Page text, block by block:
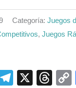
Categoría: Juegos
, Juegos
Messenger
Telegram
X